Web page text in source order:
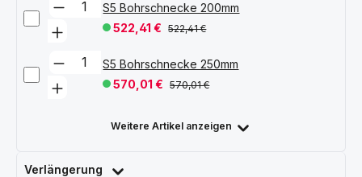
S5 Bohrschnecke 200mm
522,41 €
522,41 €
S5 Bohrschnecke 250mm
570,01 €
570,01 €
Weitere Artikel anzeigen
Verlängerung